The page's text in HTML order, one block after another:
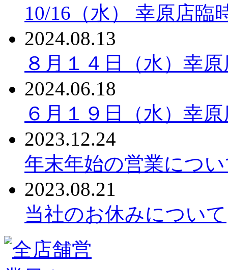
10/16（水） 幸原店臨
2024.08.13
８月１４日（水）幸
2024.06.18
６月１９日（水）幸
2023.12.24
年末年始の営業につ
2023.08.21
当社のお休みについて